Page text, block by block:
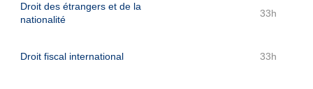
Droit des étrangers et de la
nationalité
33h
Droit fiscal international 33h